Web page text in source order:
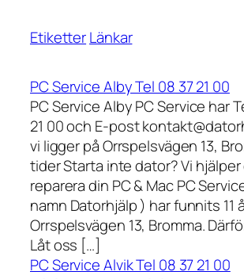
EtiketterLänkar
PC Service Alby Tel 08 37 21 00
PC Service Alby PC Service har
21 00 och E-post
vi ligger på Orrspelsvägen 13,
tider Starta inte dator? Vi hjälper
reparera din PC & Mac PC
namn Datorhjälp ) har funnits 11
Orrspelsvägen 13, Bromma.
Låt oss […]
PC Service Alvik Tel 08 37 21 00